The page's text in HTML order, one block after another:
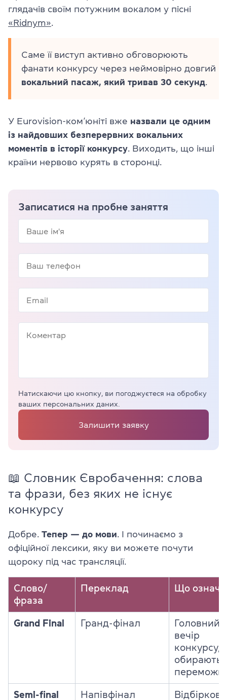
глядачів своїм потужним вокалом у пісні
«Ridnym».
Саме її виступ активно обговорюють
фанати конкурсу через неймовірно довгий
вокальний пасаж, який тривав 30 секунд.
У Eurovision-ком’юніті вже назвали це одним
із найдовших безперервних вокальних
моментів в історії конкурсу. Виходить, що інші
країни нервово курять в сторонці.
Записатися на пробне заняття
Натискаючи цю кнопку, ви погоджуєтеся на обробку
ваших персональних даних.
Залишити заявку
📖 Словник Євробачення: слова
та фрази, без яких не існує
конкурсу
Добре. Тепер — до мови. І починаємо з
офіційної лексики, яку ви можете почути
щороку під час трансляції.
Слово/
фраза
Переклад Що
Grand Final Гранд-фінал
Головний
вечір
конкурсу,
обирають
Semi-final Напівфінал